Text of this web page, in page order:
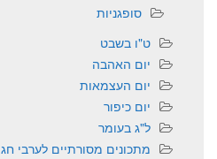
סופגניות
ט"ו בשבט
יום האהבה
יום העצמאות
יום כיפור
ל"ג בעומר
מתכונים מסורתיים לערבי חג